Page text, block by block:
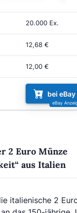
20.000 Ex.
12,68 €
12,00 €
bei eBay
2 Euro Münze
aus Italien
italienische 2